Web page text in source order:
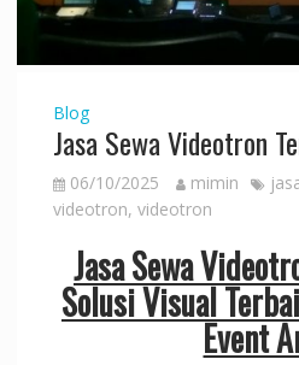
Blog
Jasa Sewa Videotron
06/10/2025 mimin
videotron, videotron
Jasa Sewa
Solusi Visual
Event